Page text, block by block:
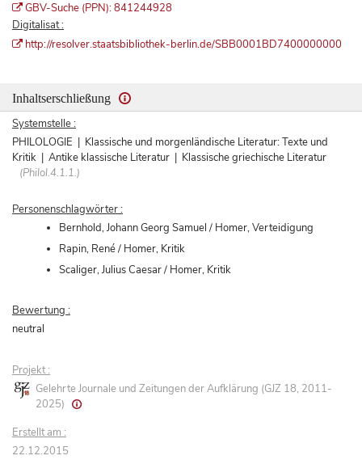
GBV-Suche (PPN): 841244928
Digitalisat :
http://resolver.staatsbibliothek-berlin.de/SBB0001BD7400000000
Inhaltserschließung
Systemstelle :
PHILOLOGIE | Klassische und morgenländische Literatur: Texte und
Kritik | Antike klassische Literatur | Klassische griechische Literatur
(Philol.4.1.1.)
Personenschlagwörter :
Bernhold, Johann Georg Samuel / Homer, Verteidigung
Rapin, René / Homer, Kritik
Scaliger, Julius Caesar / Homer, Kritik
Bewertung :
neutral
Projekt :
Gelehrte Journale und Zeitungen der Aufklärung (GJZ 18, 2011-
2025)
Erstellt am :
22.12.2015